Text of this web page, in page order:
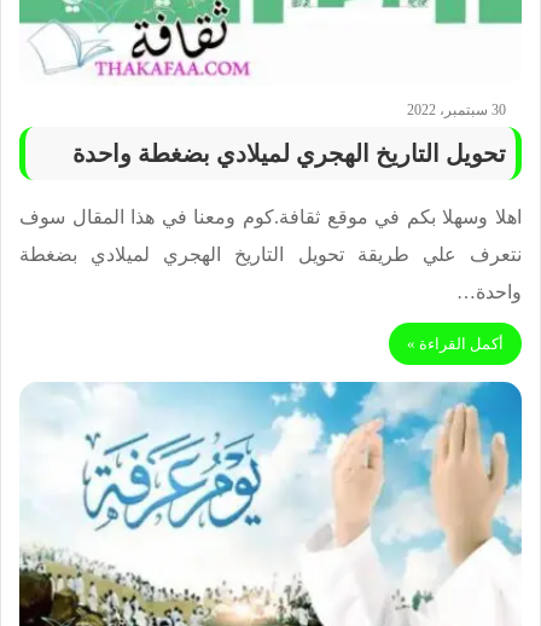
30 سبتمبر، 2022
تحويل التاريخ الهجري لميلادي بضغطة واحدة
اهلا وسهلا بكم في موقع ثقافة.كوم ومعنا في هذا المقال سوف
نتعرف علي طريقة تحويل التاريخ الهجري لميلادي بضغطة
واحدة…
أكمل القراءة »